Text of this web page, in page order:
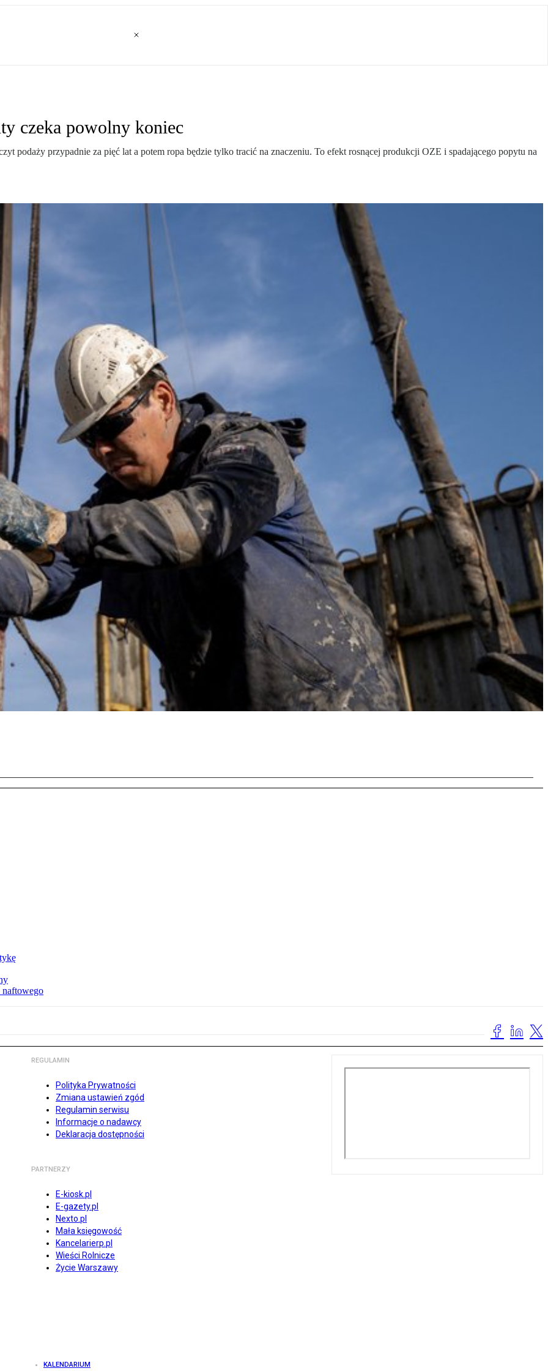
czeka powolny koniec
podaży przypadnie za pięć lat a potem ropa będzie tylko tracić na znaczeniu. To efekt rosnącej produkcji OZE i spadającego popytu na
naftowego
REGULAMIN
Polityka Prywatności
Zmiana ustawień zgód
Regulamin serwisu
Informacje o nadawcy
Deklaracja dostępności
PARTNERZY
E-kiosk.pl
E-gazety.pl
Nexto.pl
Mała księgowość
Kancelarierp.pl
Wieści Rolnicze
Życie Warszawy
KALENDARIUM